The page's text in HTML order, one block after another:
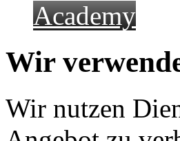
Academy
Wir
Wir nutzen